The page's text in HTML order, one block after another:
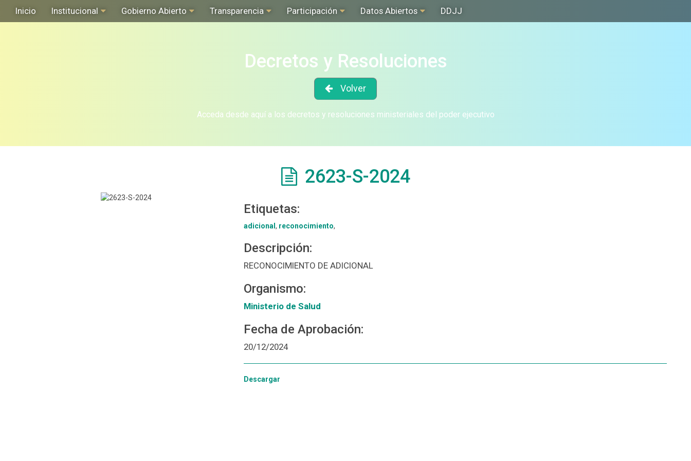
Inicio Institucional Gobierno Abierto Transparencia Participación Datos Abiertos DDJJ
Decretos y Resoluciones
Volver
Acceda desde aquí a los decretos y resoluciones ministeriales del poder ejecutivo
2623-S-2024
Etiquetas:
adicional , reconocimiento,
Descripción:
RECONOCIMIENTO DE ADICIONAL
Organismo:
Ministerio de Salud
Fecha de Aprobación:
20/12/2024
Descargar